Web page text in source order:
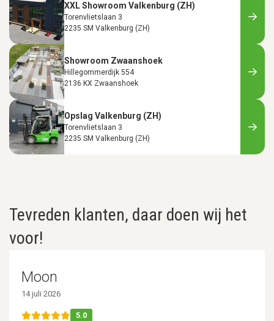
XXL Showroom Valkenburg (ZH)
Torenvlietslaan 3
2235 SM Valkenburg (ZH)
Showroom Zwaanshoek
Hillegommerdijk 554
2136 KX Zwaanshoek
Opslag Valkenburg (ZH)
Torenvlietslaan 3
2235 SM Valkenburg (ZH)
Tevreden klanten, daar doen wij het
voor!
Moon
14 juli 2026
5.0